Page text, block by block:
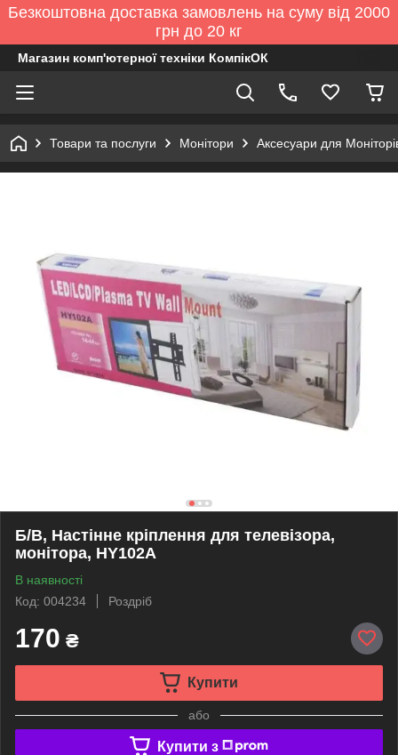
Безкоштовна доставка замовлень на суму від 2000
грн до 20 кг
Магазин комп'ютерної техніки КомпікОК
Товари та послуги Монітори Аксесуари для
Б/В, Настінне кріплення для телевізора,
монітора, HY102A
В наявності
Код: 004234
Роздріб
170 ₴
Купити
або
Купити з